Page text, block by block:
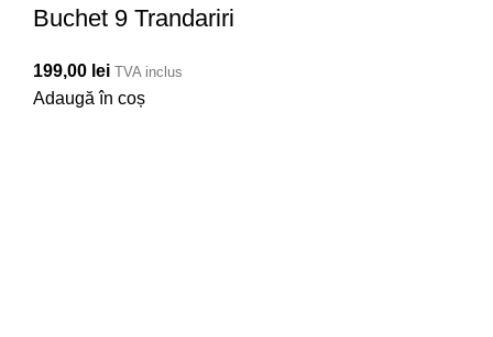
Buchet 9 Trandariri
199,00 lei TVA inclus
Adaugă în coș